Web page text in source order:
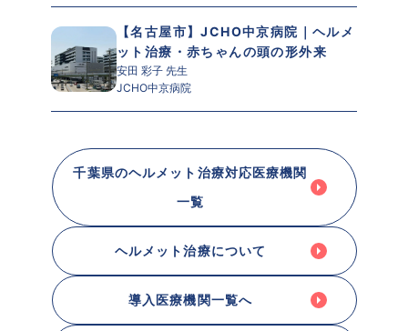
【名古屋市】JCHO中京病院｜ヘルメ
ット治療・赤ちゃんの頭の形外来
安田 彩子 先生
JCHO中京病院
千葉県のヘルメット治療対応医療機関
一覧
ヘルメット治療について
導入医療機関一覧へ